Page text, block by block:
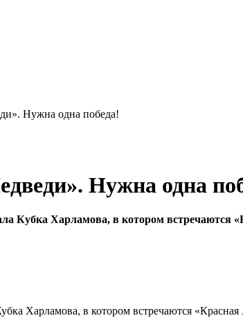
Нужна одна победа!
Нужна одна
Кубка Харламова, в котором встречаются
Харламова, в котором встречаются